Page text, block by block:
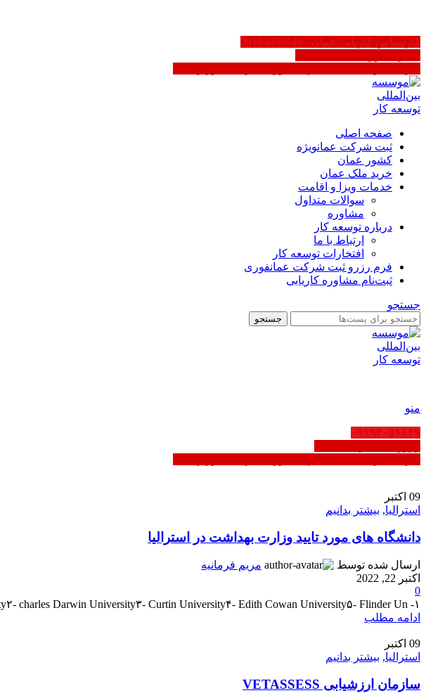
کارشناس کاریابی عمان - 09194056649
صفحه اصلی
ثبت شرکت عمانویژه
کشور عمان
خرید ملک عمان
خدمات ویزا و اقامت
سوالات متداول
مشاوره
درباره توسعه کار
ارتباط با ما
افتخارات توسعه کار
فرم رزرو ثبت شرکت عمانفوری
ثبت‌نام مشاوره کاریابی
جستجو
جستجو
منو
۰۹۱۹۴۰۵۶۶۴۹
09 اکتبر
استرالیا, بیشتر بدانیم
دانشگاه های مورد تایید وزارت بهداشت در استرالیا
ارسال شده توسط
مریم فرمانیه
اکتبر 22, 2022
0
۱- Australian national University۲- charles Darwin University۳- Curtin University۴- Edith Cowan University۵- Flinder Un...
ادامه مطلب
09 اکتبر
استرالیا, بیشتر بدانیم
سازمان ارزشیابی VETASSESS